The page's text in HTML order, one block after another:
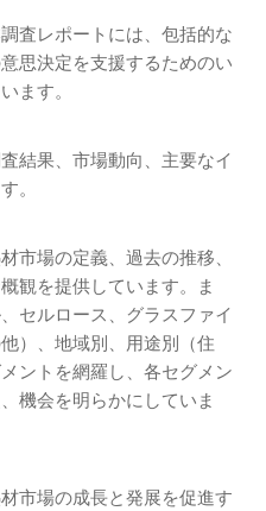
査レポートには、包括的な
思決定を支援するためのい
ます。
結果、市場動向、主要なイ
。
市場の定義、過去の推移、
観を提供しています。ま
セルロース、グラスファイ
）、地域別、用途別（住
ントを網羅し、各セグメン
機会を明らかにしていま
市場の成長と発展を促進す